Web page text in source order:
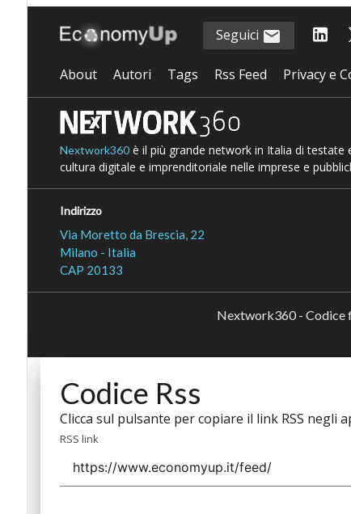
Seguici
About Autori Tags Rss Feed Privacy e
Nextwork360è il più grande network in Italia di testate
cultura digitale e imprenditoriale nelle imprese e
Indirizzo
Via Moretto da Brescia, 22
Milano - Italia
CAP 20133
Nextwork360 - Codice
Codice Rss
Clicca sul pulsante per copiare il link RSS negli
RSS link